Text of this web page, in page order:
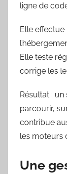
ligne de
Elle
Elle teste
corrige les
Résultat :
parcourir,
contribue
les moteurs
Une